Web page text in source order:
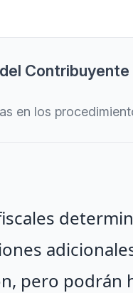
Contribuyente
en los
pero